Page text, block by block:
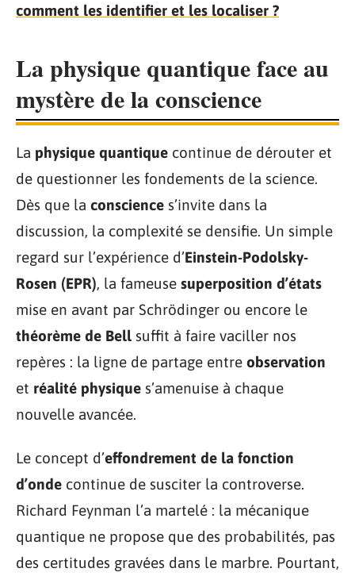
comment les identifier et les localiser ?
La physique quantique face au
mystère de la conscience
La physique quantique continue de dérouter et
de questionner les fondements de la science.
Dès que la conscience s’invite dans la
discussion, la complexité se densifie. Un simple
regard sur l’expérience d’Einstein-Podolsky-
Rosen (EPR), la fameuse superposition d’états
mise en avant par Schrödinger ou encore le
théorème de Bell suffit à faire vaciller nos
repères : la ligne de partage entre observation
et réalité physique s’amenuise à chaque
nouvelle avancée.
Le concept d’effondrement de la fonction
d’onde continue de susciter la controverse.
Richard Feynman l’a martelé : la mécanique
quantique ne propose que des probabilités, pas
des certitudes gravées dans le marbre. Pourtant,